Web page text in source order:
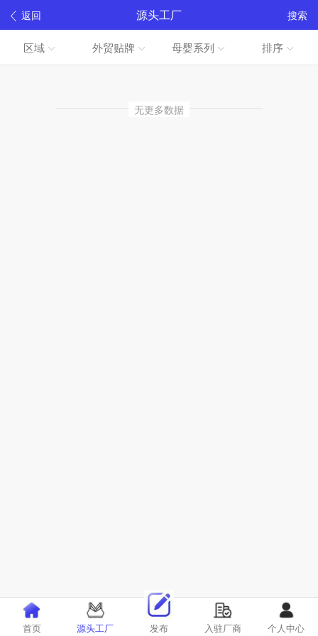
返回 搜索
源头工厂
区域 外贸贴牌 母婴系列 排序
无更多数据
首页 源头工厂 发布 入驻厂商 个人中心